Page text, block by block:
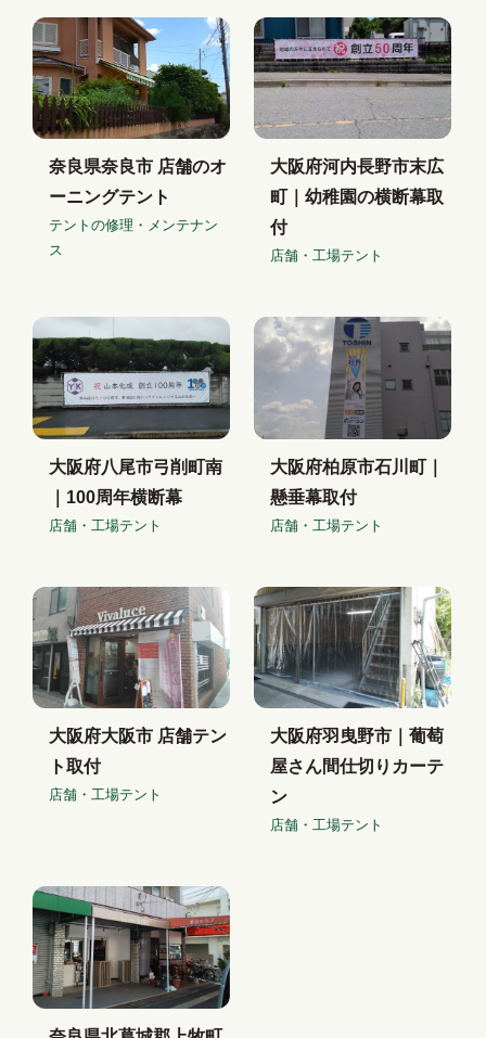
奈良県奈良市 店舗のオ
ーニングテント
テントの修理・メンテナン
ス
大阪府河内長野市末広
町｜幼稚園の横断幕取
付
店舗・工場テント
大阪府八尾市弓削町南
｜100周年横断幕
店舗・工場テント
大阪府柏原市石川町｜
懸垂幕取付
店舗・工場テント
大阪府大阪市 店舗テン
ト取付
店舗・工場テント
大阪府羽曳野市｜葡萄
屋さん間仕切りカーテ
ン
店舗・工場テント